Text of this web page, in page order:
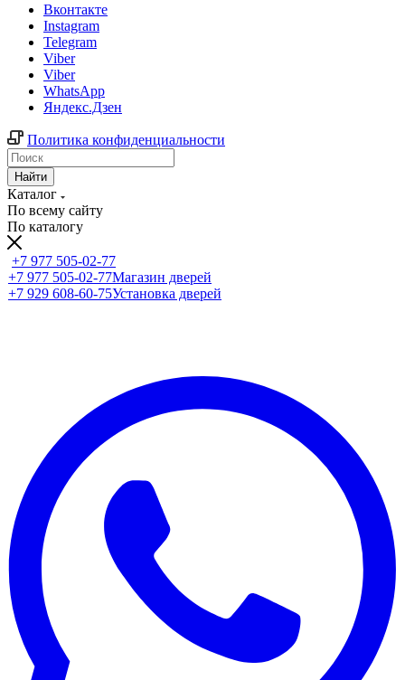
Вконтакте
Instagram
Telegram
Viber
Viber
WhatsApp
Яндекс.Дзен
Политика конфиденциальности
Найти
Каталог
По всему сайту
По каталогу
+7 977 505-02-77
+7 977 505-02-77Магазин дверей
+7 929 608-60-75Установка дверей